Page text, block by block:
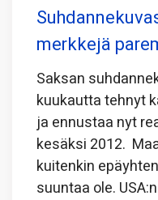
merkkejä
Saksan
kuukautta tehnyt
ja ennustaa nyt
kesäksi 2012.
kuitenkin
suuntaa ole.